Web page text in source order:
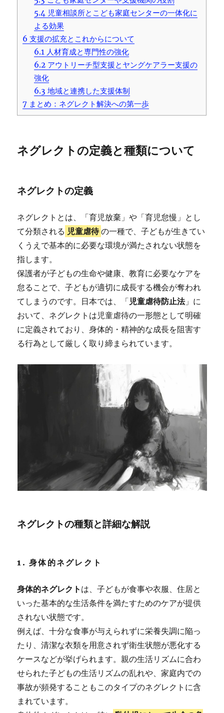
5.4 児童相談所とこども家庭センターの一体化に
よる効果
6 支援の拡充とこれからについて
6.1 人材育成と専門性の強化
6.2 アウトリーチ型支援とヤングケアラー支援の
強化
6.3 地域と連携した支援体制
7 まとめ：ネグレクト解決への第一歩
ネグレクトの定義と種類について
ネグレクトの定義
ネグレクトとは、「育児放棄」や「育児怠慢」とし
て分類される 児童虐待 の一種で、子どもが生きてい
くうえで基本的に必要な環境が満たされない状態を
指します。
保護者が子どもの生命や健康、教育に必要なケアを
怠ることで、子どもが適切に成長する機会が奪われ
てしまうのです。日本では、「児童虐待防止法」に
おいて、ネグレクトは児童虐待の一形態として明確
に定義されており、身体的・精神的な成長を阻害す
る行為として厳しく取り締まられています。
ネグレクトの種類と詳細な解説
1. 身体的ネグレクト
身体的ネグレクト は、子どもが食事や衣服、住居と
いった基本的な生活条件を満たすためのケアが提供
されない状態です。
例えば、十分な食事が与えられずに栄養失調に陥っ
たり、清潔な衣類を用意されず衛生状態が悪化する
ケースなどが挙げられます。親の生活リズムに合わ
せられた子どもの生活リズムの乱れや、家庭内での
事故が頻発することもこのタイプのネグレクトに含
まれています。